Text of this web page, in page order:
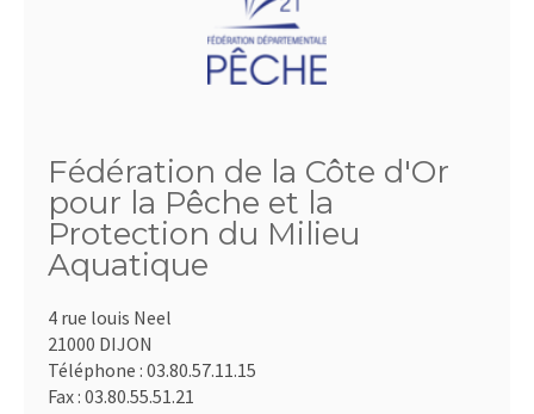
Fédération de la Côte d'Or
pour la Pêche et la
Protection du Milieu
Aquatique
4 rue louis Neel
21000 DIJON
Téléphone : 03.80.57.11.15
Fax : 03.80.55.51.21